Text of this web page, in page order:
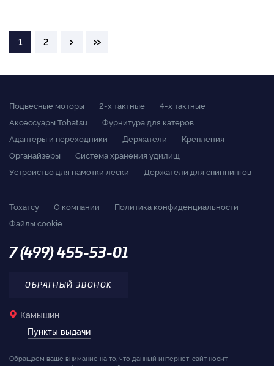
1 2 › »
Подвесные моторы 2-x тактные
4-x тактные
Аксессуары Tohatsu
Фурнитура для катеров
Адаптеры и переходники
Держатели
Крепления
Органайзеры
Система хранения удилищ
Устройство для намотки лески
Держатели для спиннингов
Тохатсу О компании
Политика конфиденциальности
Файлы cookie
7 (499) 455-53-01
ОБРАТНЫЙ ЗВОНОК
Камышин
Пункты выдачи
Обращаем ваше внимание на то, что данный интернет-сайт носит